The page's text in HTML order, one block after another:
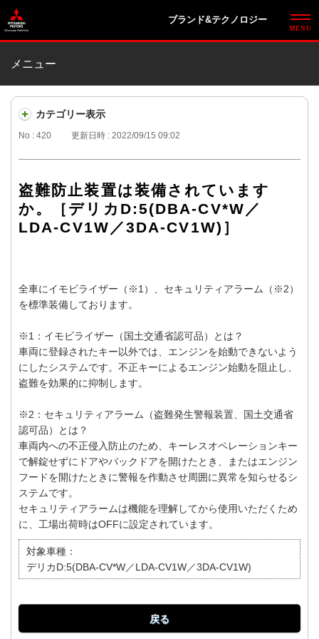
ブランド&テクノロジー
メニュー
カテゴリー表示
No : 420 更新日時 : 2022/09/15 09:02
盗難防止装置は装備されています
か。［デリカD:5(DBA-CV*W／
LDA-CV1W／3DA-CV1W)］
全車にイモビライザー（※1）、セキュリティアラーム（※2）
を標準装備しております。
※1：イモビライザー（国土交通省認可品）とは？
車両に登録されたキー以外では、エンジンを始動できないよう
にしたシステムです。不正キーによるエンジン始動を阻止し、
盗難を効果的に抑制します。
※2：セキュリティアラーム（盗難発生警報装置、国土交通省
認可品）とは？
車両内への不正侵入防止のため、キーレスオペレーションキー
で解錠せずにドアやバックドアを開けたとき、またはエンジン
フードを開けたときに警報を作動させ周囲に異常を知らせるシ
ステムです。
セキュリティアラームは機能を理解してから使用いただくため
に、工場出荷時はOFFに設定されています。
対象車種：
デリカD:5(DBA-CV*W／LDA-CV1W／3DA-CV1W)
戻る